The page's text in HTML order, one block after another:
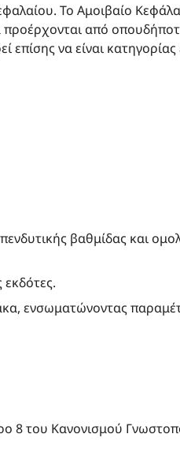
Το Αμοιβαίο
προέρχονται από
να είναι κατηγορίας
βαθμίδας και
ενσωματώνοντας
8 του Κανονισμού